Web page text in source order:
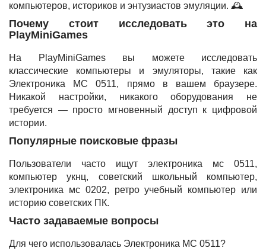
компьютеров, историков и энтузиастов эмуляции. 🕰️
Почему стоит исследовать это на
PlayMiniGames
На PlayMiniGames вы можете исследовать
классические компьютеры и эмуляторы, такие как
Электроника МС 0511, прямо в вашем браузере.
Никакой настройки, никакого оборудования не
требуется — просто мгновенный доступ к цифровой
истории.
Популярные поисковые фразы
Пользователи часто ищут электроника мс 0511,
компьютер укнц, советский школьный компьютер,
электроника мс 0202, ретро учебный компьютер или
историю советских ПК.
Часто задаваемые вопросы
Для чего использовалась Электроника МС 0511?